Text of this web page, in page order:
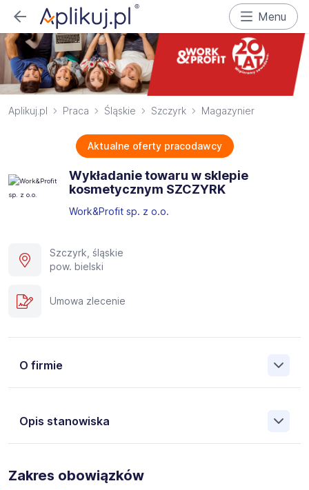
Menu
Aplikuj.pl Praca Śląskie Szczyrk Magazynier
Aktualne oferty pracodawcy
Wykładanie towaru w sklepie
kosmetycznym SZCZYRK
Work&Profit sp. z o.o.
Szczyrk, śląskie
pow. bielski
Umowa zlecenie
O firmie
Opis stanowiska
Pośrednictwa Pracy i Doradztwa Personalnego Work &
Profit jest obecnie jedną z największych niezależnych
Zakres obowiązków